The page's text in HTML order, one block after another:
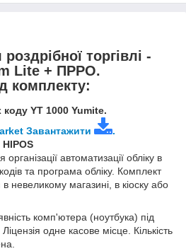
торгівлі -
Lite + ПРРО.
комплекту:
YT 1000 Yumite.
Завантажити
.
автоматизації обліку в
та програма обліку. Комплект
невеликому магазині, в кіоску або
комп'ютера (ноутбука) під
одне касове місце. Кількість